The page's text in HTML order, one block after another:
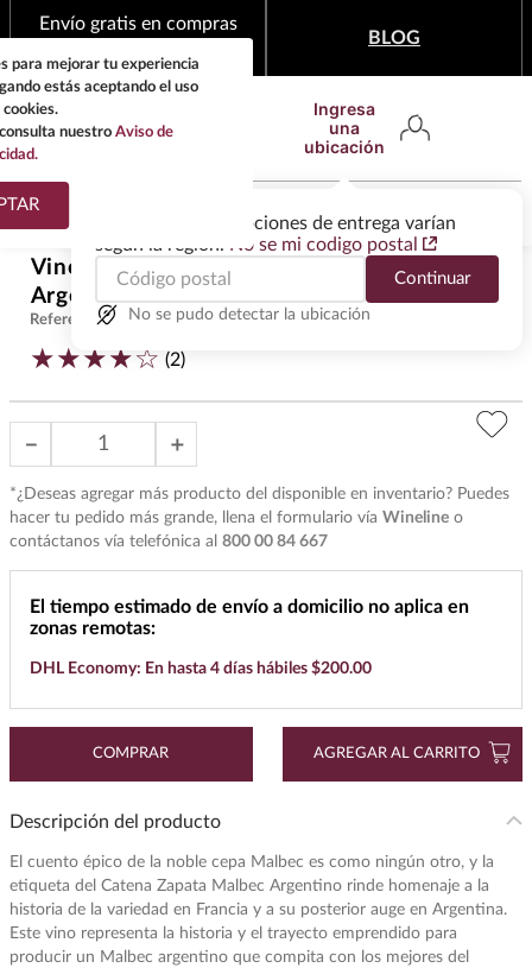
Envío gratis en compras
BLOG
Ingresa
una
ubicación
Las ofertas y las opciones de entrega varían
según la región. No se mi codigo postal
Continuar
No se pudo detectar la ubicación
¿Qué estas buscando?
Vino Tinto Catena Zapata Malbec
Argentino 750 ml
$2999
Referencia:VAT29830
★★★★☆ (2)
＋
－
*¿Deseas agregar más producto del disponible en inventario? Puedes
hacer tu pedido más grande, llena el formulario vía Wineline o
contáctanos vía telefónica al 800 00 84 667
El tiempo estimado de envío a domicilio no aplica en
zonas remotas:
DHL Economy: En hasta 4 días hábiles $200.00
COMPRAR AGREGAR AL CARRITO
Descripción del producto
El cuento épico de la noble cepa Malbec es como ningún otro, y la
etiqueta del Catena Zapata Malbec Argentino rinde homenaje a la
historia de la variedad en Francia y a su posterior auge en Argentina.
Este vino representa la historia y el trayecto emprendido para
producir un Malbec argentino que compita con los mejores del
TÉRMINOS MÁS
BUSCADOS
1.
tequila
2.
whisky
3.
tequilas
4.
5.
mezcal
6.
don julio
7.
cerveza
8.
buchanans
para mejorar tu experiencia
estás aceptando el uso
nuestro Aviso de